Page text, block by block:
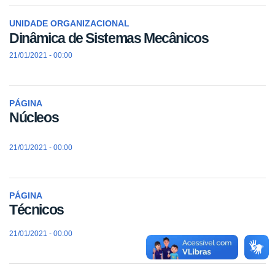
UNIDADE ORGANIZACIONAL
Dinâmica de Sistemas Mecânicos
21/01/2021 - 00:00
PÁGINA
Núcleos
21/01/2021 - 00:00
PÁGINA
Técnicos
21/01/2021 - 00:00